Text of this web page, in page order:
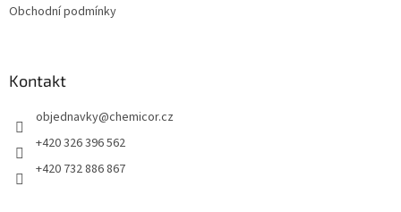
Obchodní podmínky
Kontakt
objednavky@chemicor.cz
+420 326 396 562
+420 732 886 867